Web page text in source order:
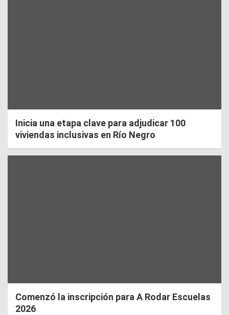
Inicia una etapa clave para adjudicar 100
viviendas inclusivas en Río Negro
Comenzó la inscripción para A Rodar Escuelas
2026